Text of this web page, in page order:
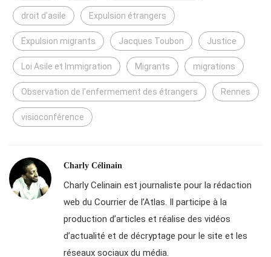
droit d'asile Expulsion étrangers
Expulsion migrants Jacques Toubon Justice
Loi Asile et Immigration Migrants migrations
Observation de l'enfermement des étrangers Rennes
visioconférence
Charly Célinain
Charly Celinain est journaliste pour la rédaction
web du Courrier de l’Atlas. Il participe à la
production d’articles et réalise des vidéos
d’actualité et de décryptage pour le site et les
réseaux sociaux du média.